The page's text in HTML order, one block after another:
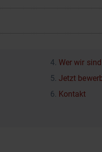
Wer wir sind
Jetzt
Kontakt